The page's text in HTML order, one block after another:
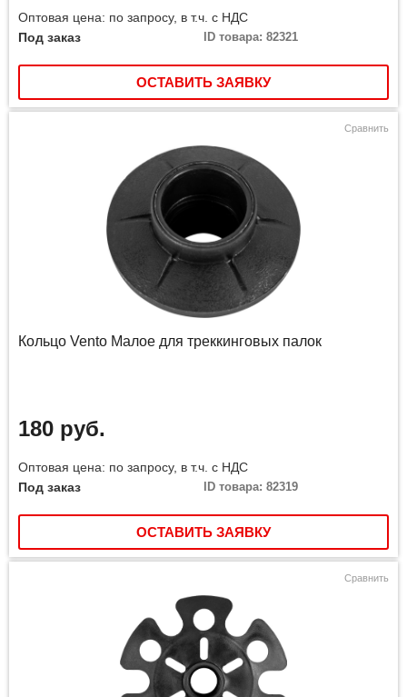
Оптовая цена: по запросу, в т.ч. с НДС
Под заказ
ID товара: 82321
ОСТАВИТЬ ЗАЯВКУ
Сравнить
Кольцо Vento Малое для треккинговых палок
180 руб.
Оптовая цена: по запросу, в т.ч. с НДС
Под заказ
ID товара: 82319
ОСТАВИТЬ ЗАЯВКУ
Сравнить